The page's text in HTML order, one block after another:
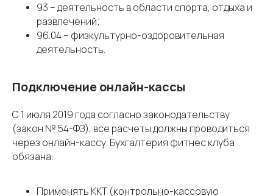
93 – деятельность в области спорта, отдыха и
развлечений;
96.04 – физкультурно-оздоровительная
деятельность.
Подключение онлайн-кассы
С 1 июля 2019 года согласно законодательству
(закон № 54-ФЗ), все расчеты должны проводиться
через онлайн-кассу. Бухгалтерия фитнес клуба
обязана:
Применять ККТ (контрольно-кассовую